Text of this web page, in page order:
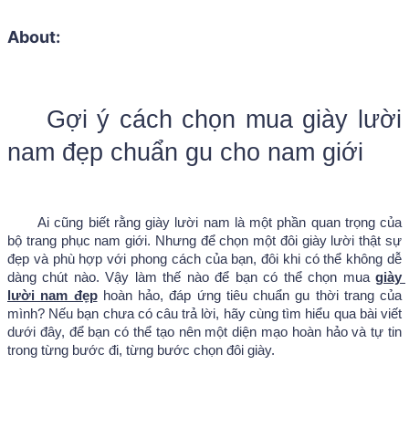
About:
Gợi ý cách chọn mua giày lười
nam đẹp chuẩn gu cho nam giới
Ai cũng biết rằng giày lười nam là một phần quan trọng của
bộ trang phục nam giới. Nhưng để chọn một đôi giày lười thật sự
đẹp và phù hợp với phong cách của bạn, đôi khi có thể không dễ
dàng chút nào. Vậy làm thế nào để bạn có thể chọn mua giày
lười nam đẹp hoàn hảo, đáp ứng tiêu chuẩn gu thời trang của
mình? Nếu bạn chưa có câu trả lời, hãy cùng tìm hiểu qua bài viết
dưới đây, để bạn có thể tạo nên một diện mạo hoàn hảo và tự tin
trong từng bước đi, từng bước chọn đôi giày.